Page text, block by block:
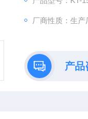
厂商性质：生产
产品